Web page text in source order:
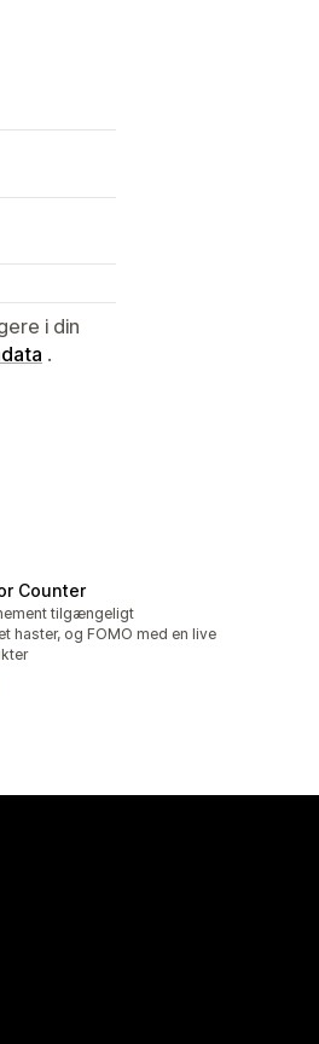
i din
.
Counter
tilgængeligt
haster, og FOMO med en live